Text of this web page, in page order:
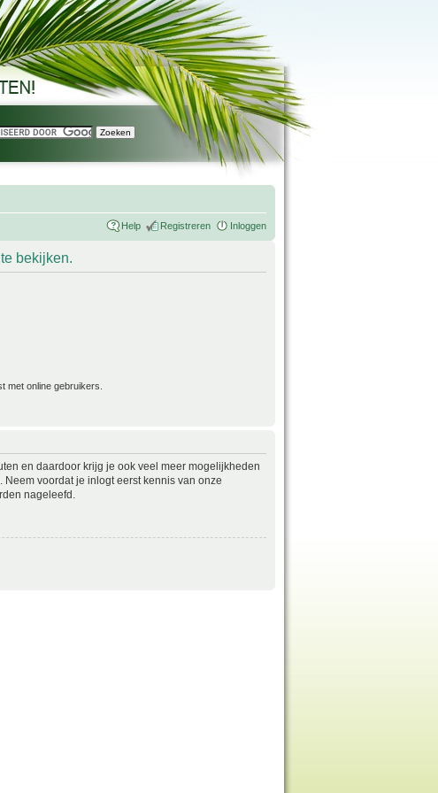
Help Registreren Inloggen
bekijken.
met online gebruikers.
en daardoor krijg je ook veel meer mogelijkheden
voordat je inlogt eerst kennis van onze
nageleefd.